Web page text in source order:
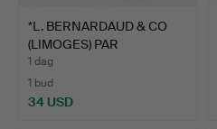
*L. BERNARDAUD & CO
(LIMOGES) PAR
TALLERKN…
1 dag
1 bud
34 USD